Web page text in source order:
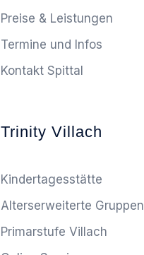
Preise & Leistungen
Termine und Infos
Kontakt Spittal
Trinity Villach
Kindertagesstätte
Alterserweiterte Gruppen
Primarstufe Villach